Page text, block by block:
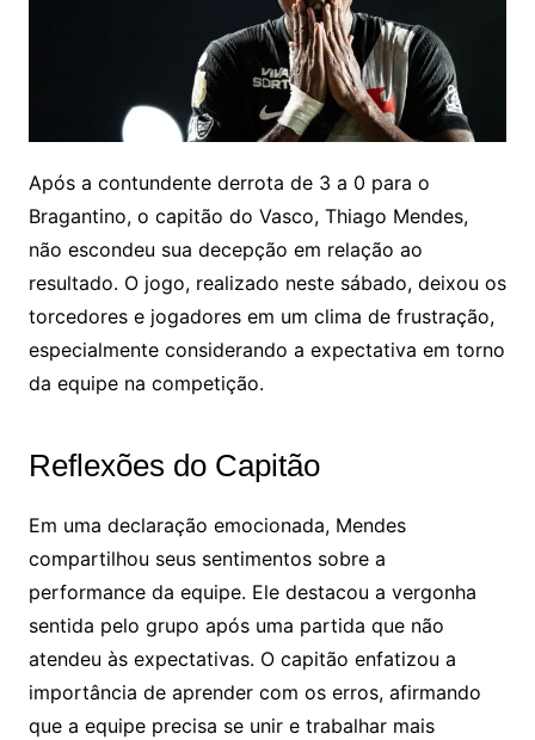
Após a contundente derrota de 3 a 0 para o
Bragantino, o capitão do Vasco, Thiago Mendes,
não escondeu sua decepção em relação ao
resultado. O jogo, realizado neste sábado, deixou os
torcedores e jogadores em um clima de frustração,
especialmente considerando a expectativa em torno
da equipe na competição.
Reflexões do Capitão
Em uma declaração emocionada, Mendes
compartilhou seus sentimentos sobre a
performance da equipe. Ele destacou a vergonha
sentida pelo grupo após uma partida que não
atendeu às expectativas. O capitão enfatizou a
importância de aprender com os erros, afirmando
que a equipe precisa se unir e trabalhar mais